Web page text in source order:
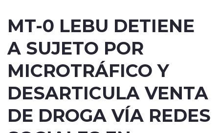
Internacional
Deportes
MT-0 LEBU DETIENE
A SUJETO POR
MICROTRÁFICO Y
DESARTICULA VENTA
DE DROGA VÍA REDES